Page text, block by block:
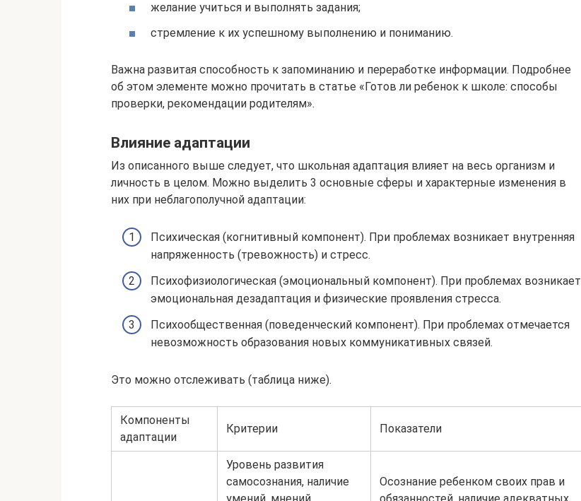
желание учиться и выполнять задания;
стремление к их успешному выполнению и пониманию.
Важна развитая способность к запоминанию и переработке информации. Подробнее
об этом элементе можно прочитать в статье «Готов ли ребенок к школе: способы
проверки, рекомендации родителям».
Влияние адаптации
Из описанного выше следует, что школьная адаптация влияет на весь организм и
личность в целом. Можно выделить 3 основные сферы и характерные изменения в
них при неблагополучной адаптации:
Психическая (когнитивный компонент). При проблемах возникает внутренняя
напряженность (тревожность) и стресс.
Психофизиологическая (эмоциональный компонент). При проблемах возникает
эмоциональная дезадаптация и физические проявления стресса.
Психообщественная (поведенческий компонент). При проблемах отмечается
невозможность образования новых коммуникативных связей.
Это можно отслеживать (таблица ниже).
Компоненты
адаптации
Критерии Показатели
Уровень развития
самосознания, наличие
Осознание ребенком своих прав и